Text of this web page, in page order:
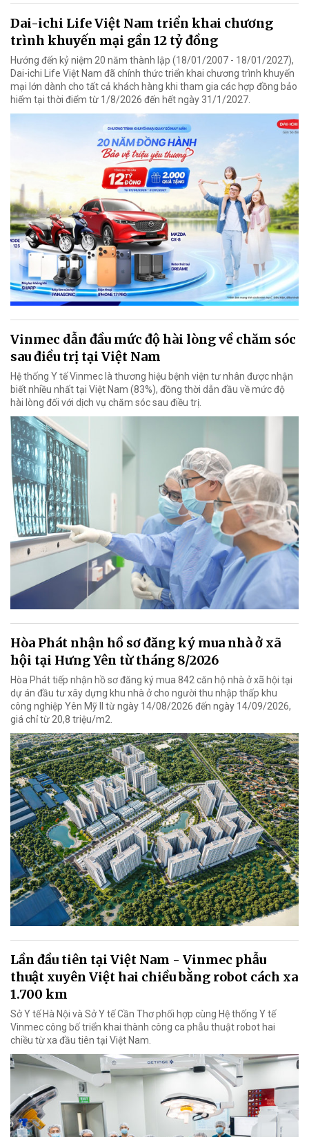
Dai-ichi Life Việt Nam triển khai chương
trình khuyến mại gần 12 tỷ đồng
Hướng đến kỷ niệm 20 năm thành lập (18/01/2007 - 18/01/2027),
Dai-ichi Life Việt Nam đã chính thức triển khai chương trình khuyến
mại lớn dành cho tất cả khách hàng khi tham gia các hợp đồng bảo
hiểm tại thời điểm từ 1/8/2026 đến hết ngày 31/1/2027.
Vinmec dẫn đầu mức độ hài lòng về chăm sóc
sau điều trị tại Việt Nam
Hệ thống Y tế Vinmec là thương hiệu bệnh viện tư nhân được nhận
biết nhiều nhất tại Việt Nam (83%), đồng thời dẫn đầu về mức độ
hài lòng đối với dịch vụ chăm sóc sau điều trị.
Hòa Phát nhận hồ sơ đăng ký mua nhà ở xã
hội tại Hưng Yên từ tháng 8/2026
Hòa Phát tiếp nhận hồ sơ đăng ký mua 842 căn hộ nhà ở xã hội tại
dự án đầu tư xây dựng khu nhà ở cho người thu nhập thấp khu
công nghiệp Yên Mỹ II từ ngày 14/08/2026 đến ngày 14/09/2026,
giá chỉ từ 20,8 triệu/m2.
Lần đầu tiên tại Việt Nam - Vinmec phẫu
thuật xuyên Việt hai chiều bằng robot cách xa
1.700 km
Sở Y tế Hà Nội và Sở Y tế Cần Thơ phối hợp cùng Hệ thống Y tế
Vinmec công bố triển khai thành công ca phẫu thuật robot hai
chiều từ xa đầu tiên tại Việt Nam.